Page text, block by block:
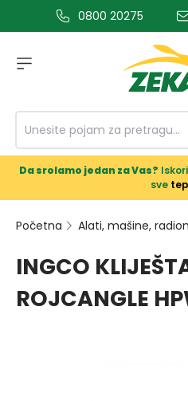
glavni sadržaj0800 20275
Da srolamo jedan za Vas?
sve
Početna Alati, mašine,
INGCO
ROJCANGLE